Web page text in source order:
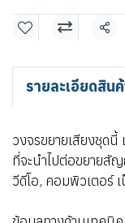
แชร์
รายละเอียดสิน
วงจรขยายเสียงชุดนี้
ที่จะนำไปต่อขยายสั
วีดีโอ, คอมพิวเตอร์